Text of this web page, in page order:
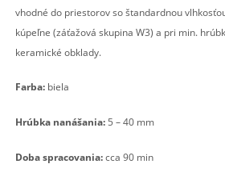
vhodné do priestorov so štandardnou
kúpeľne (záťažová skupina W3) a pri min.
keramické obklady.
Farba: biela
Hrúbka nanášania: 5 – 40 mm
Doba spracovania:cca 90 min